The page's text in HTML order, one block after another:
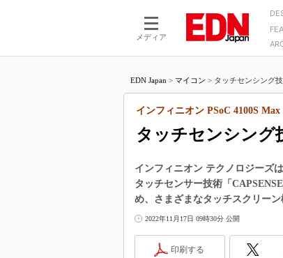
メディア
モーター
つながるクルマ
エレクトロニクス入門
医療エレ（EE Times Japan）
製品解剖（EE Times Japan）
マイクロプロセ
用講座
たった2つの式
DC-DCコンバー
Wired, Weird
高速シリアル伝
EDN Japan > マイコン > タッチセンシング
タッチセンシング
インフィニオン PSoC 4100S Max
インフィニオン テクノロジーズ
タッチセンサー技術「
め、さまざまなタッチスクリーン
2022年11月17日 09時30分 公開
印刷する